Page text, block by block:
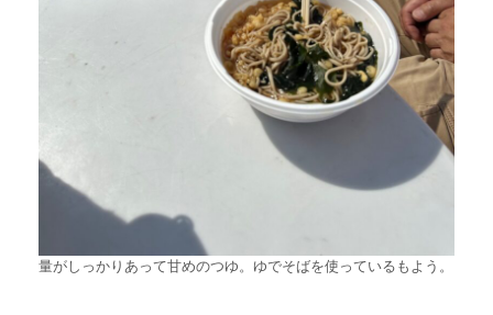
量がしっかりあって甘めのつゆ。ゆでそばを使っているもよう。